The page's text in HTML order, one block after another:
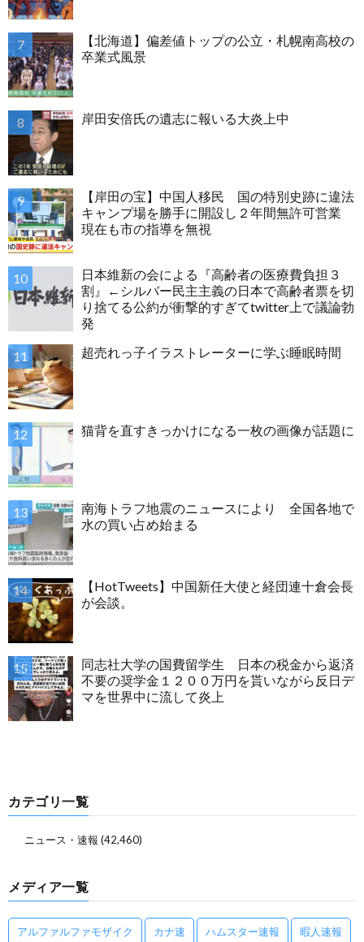
【北海道】偏差値トップの公立・札幌南高校の
卒業式風景
岸田安倍氏の遺志に報いる大炎上中
【岸田の宝】中国人移民 国の特別史跡に違法
キャンプ場を勝手に開設し２年間無許可営業
現在も市の指導を無視
日本維新の会による『高齢者の医療費負担３
割』←シルバー民主主義の日本で高齢者票を切
り捨てる公約が衝撃的すぎてtwitter上で議論勃
発
超売れっ子イラストレーターに学ぶ睡眠時間
猫背を直すきっかけになる一枚の画像が話題に
南海トラフ地震のニュースにより 全国各地で
水の買い占め始まる
【HotTweets】中国新任大使と経団連十倉会長
が会談。
同志社大学の国費留学生 日本の税金から返済
不要の奨学金１２００万円を貰いながら反日デ
マを世界中に流して炎上
カテゴリ一覧
ニュース・速報 (42,460)
メディア一覧
アルファルファモザイク カナ速 ハムスター速報 暇人速報